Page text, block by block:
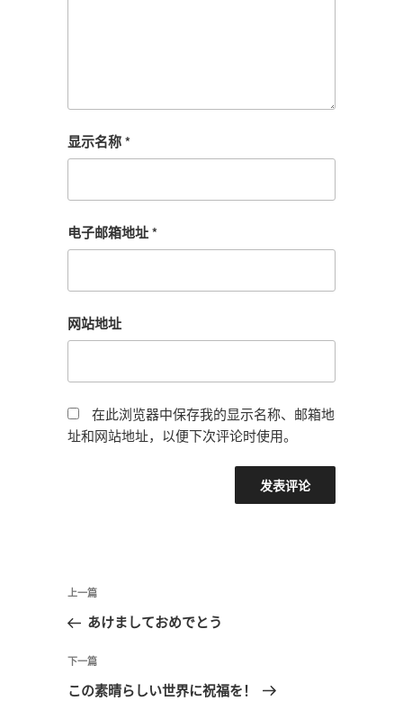
显示名称*
电子邮箱地址*
网站地址
在此浏览器中保存我的显示名称、邮箱地
址和网站地址，以便下次评论时使用。
文
导
航
上
一
文
章
上一篇
あけましておめでとう
下
一
下一篇
この素晴らしい世界に祝福を！